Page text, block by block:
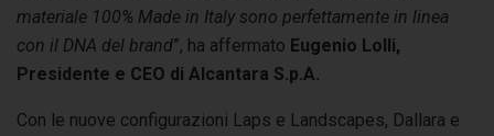
materiale 100% Made in Italy sono perfettamente in linea
con il DNA del brand”, ha affermato Eugenio Lolli,
Presidente e CEO di Alcantara S.p.A.
Con le nuove configurazioni Laps e Landscapes, Dallara e